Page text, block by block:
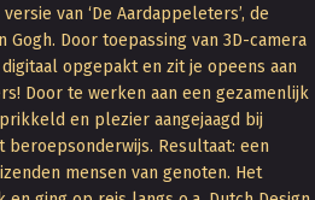
van ‘De Aardappeleters’, de
Door toepassing van 3D-camera
opgepakt en zit je opeens aan
Door te werken aan een gezamenlijk
en plezier aangejaagd bij
Resultaat: een
mensen van genoten. Het